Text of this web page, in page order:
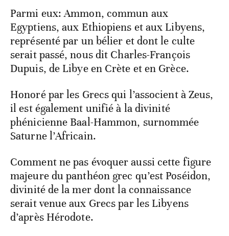
Parmi eux: Ammon, commun aux
Egyptiens, aux Ethiopiens et aux Libyens,
représenté par un bélier et dont le culte
serait passé, nous dit Charles-François
Dupuis, de Libye en Crète et en Grèce.
Honoré par les Grecs qui l’associent à Zeus,
il est également unifié à la divinité
phénicienne Baal-Hammon, surnommée
Saturne l’Africain.
Comment ne pas évoquer aussi cette figure
majeure du panthéon grec qu’est Poséidon,
divinité de la mer dont la connaissance
serait venue aux Grecs par les Libyens
d’après Hérodote.